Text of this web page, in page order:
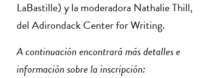
LaBastille) y la moderadora Nathalie Thill,
del Adirondack Center for Writing.
A continuación encontrará más detalles e
información sobre la inscripción: